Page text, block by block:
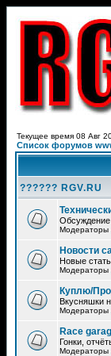
Текущее время 08 Авг
Список форумов
?????? RGV.RU
Обсуждение
Модераторы
Новости
Новые
Модераторы
Куплю/
Вкусняшки
Модераторы
Race
Гонки,
Модераторы